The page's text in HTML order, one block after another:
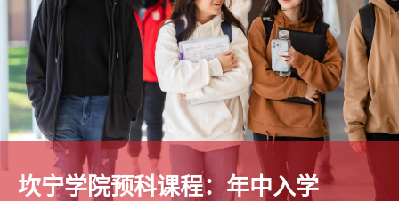
坎宁学院预科课程：年中入学